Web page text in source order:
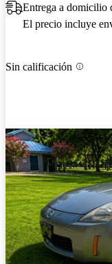
Entrega a domicilio
El precio incluye
Sin calificación